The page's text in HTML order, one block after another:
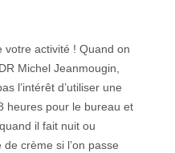
votre activité ! Quand on
Michel Jeanmougin,
l’intérêt d’utiliser une
heures pour le bureau et
il fait nuit ou
crème si l’on passe